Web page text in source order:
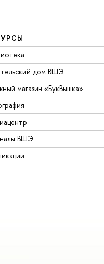
дом ВШЭ
магазин «БукВышка»
ВШЭ